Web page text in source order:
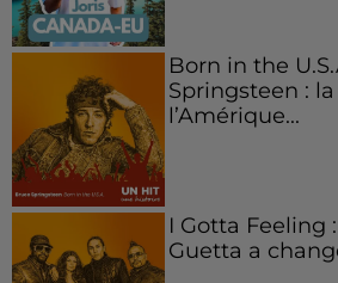
Born in the
Springsteen :
l’Amérique...
I Gotta Feeling
Guetta a